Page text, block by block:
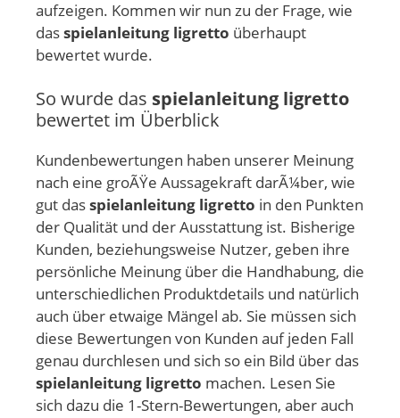
aufzeigen. Kommen wir nun zu der Frage, wie
dasspielanleitung ligretto überhaupt
bewertet wurde.
So wurde das spielanleitung ligretto
bewertet im Überblick
Kundenbewertungen haben unserer Meinung
nach eine groÃŸe Aussagekraft darÃ¼ber, wie
gut dasspielanleitung ligretto in den Punkten
der Qualität und der Ausstattung ist. Bisherige
Kunden, beziehungsweise Nutzer, geben ihre
persönliche Meinung über die Handhabung, die
unterschiedlichen Produktdetails und natürlich
auch über etwaige Mängel ab. Sie müssen sich
diese Bewertungen von Kunden auf jeden Fall
genau durchlesen und sich so ein Bild über das
spielanleitung ligretto machen. Lesen Sie
sich dazu die 1-Stern-Bewertungen, aber auch